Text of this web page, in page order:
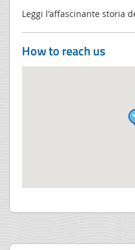
Leggi l'affascinante storia
How to reach us